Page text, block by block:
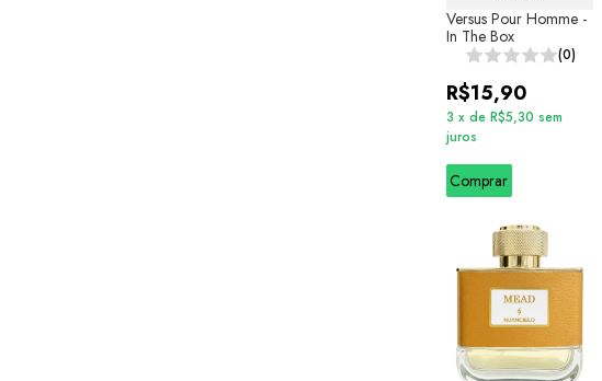
Versus Pour Homme -
In The Box
(0)
R$15,90
3 x de R$5,30 sem
juros
Comprar